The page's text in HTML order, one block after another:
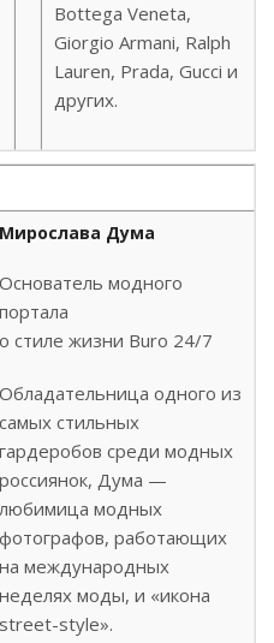
Bottega Veneta,
Giorgio Armani, Ralph
Lauren, Prada, Gucci и
других.
Мирослава Дума
Основатель модного
портала
о стиле жизни Buro 24/7
Обладательница одного из
самых стильных
гардеробов среди модных
россиянок, Дума —
любимица модных
фотографов, работающих
на международных
неделях моды, и «икона
street-style».